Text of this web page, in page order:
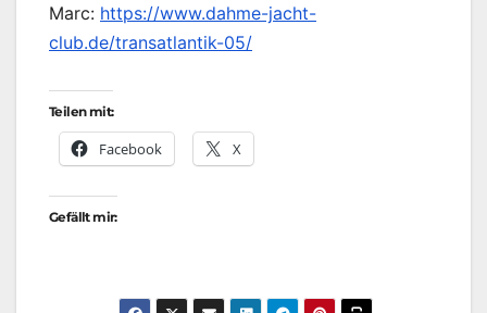
Marc: https://www.dahme-jacht-
club.de/transatlantik-05/
Teilen mit:
Facebook X
Gefällt mir: